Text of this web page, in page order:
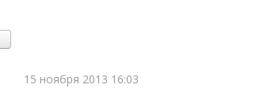
15 ноября 2013 16:03